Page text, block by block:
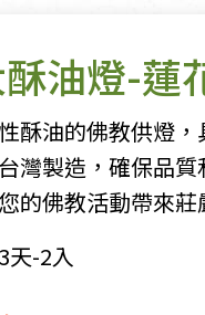
中藥食材/調理
酵素
點心
體驗
的家
油燈-蓮
酥油的佛教供燈
灣製造，確保品
的佛教活動帶來莊
3天-2入